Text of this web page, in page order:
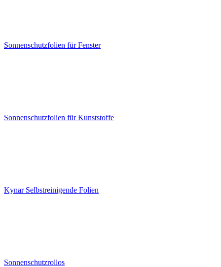
Sonnenschutzfolien für Fenster
Sonnenschutzfolien für Kunststoffe
Kynar Selbstreinigende Folien
Sonnenschutzrollos